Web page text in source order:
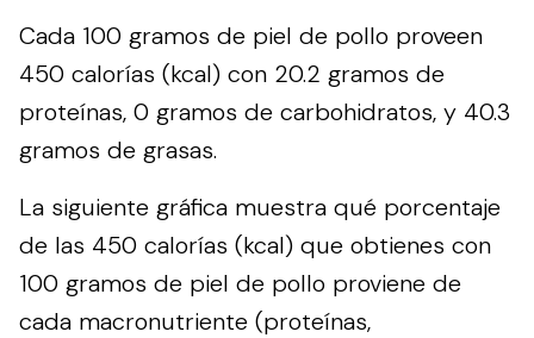
Cada 100 gramos de piel de pollo proveen
450 calorías (kcal) con 20.2 gramos de
proteínas, 0 gramos de carbohidratos, y 40.3
gramos de grasas.
La siguiente gráfica muestra qué porcentaje
de las 450 calorías (kcal) que obtienes con
100 gramos de piel de pollo proviene de
cada macronutriente (proteínas,